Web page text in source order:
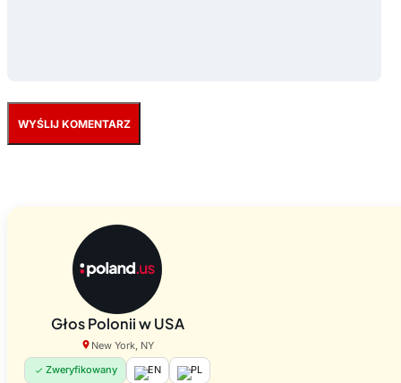
Głos Polonii w USA
New York, NY
Zweryfikowany
EN PL